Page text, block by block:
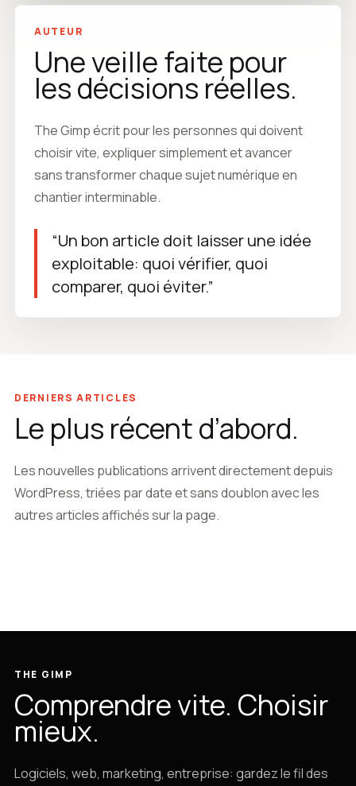
AUTEUR
Une veille faite pour
les décisions réelles.
The Gimp écrit pour les personnes qui doivent
choisir vite, expliquer simplement et avancer
sans transformer chaque sujet numérique en
chantier interminable.
“Un bon article doit laisser une idée
exploitable: quoi vérifier, quoi
comparer, quoi éviter.”
DERNIERS ARTICLES
Le plus récent d’abord.
Les nouvelles publications arrivent directement depuis
WordPress, triées par date et sans doublon avec les
autres articles affichés sur la page.
THE GIMP
Comprendre vite. Choisir
mieux.
Logiciels, web, marketing, entreprise: gardez le fil des